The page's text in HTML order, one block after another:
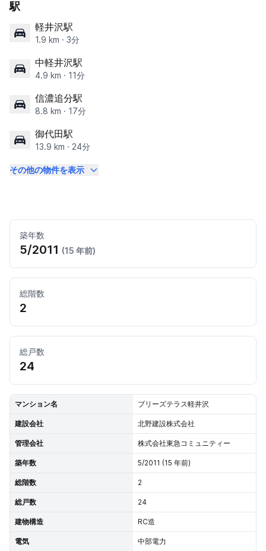
駅
軽井沢駅
1.9 km · 3分
中軽井沢駅
4.9 km · 11分
信濃追分駅
8.8 km · 17分
御代田駅
13.9 km · 24分
その他の物件を表示
築年数
5/2011 (15 年前)
総階数
2
総戸数
24
マンション名 ブリーズテラス軽井沢
建設会社 北野建設株式会社
管理会社 株式会社東急コミュニティー
築年数 5/2011 (15 年前)
総階数 2
総戸数 24
建物構造 RC造
電気 中部電力